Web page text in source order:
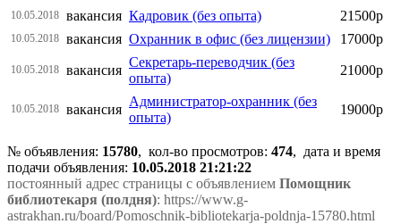
10.05.2018 вакансия Кадровик (без опыта) 21500р
10.05.2018 вакансия Охранник в офис (без лицензии) 17000р
10.05.2018 вакансия
Секретарь-переводчик (без
опыта)
21000р
10.05.2018 вакансия
Администратор-охранник (без
опыта)
19000р
№ объявления: 15780, кол-во просмотров: 474, дата и время
подачи объявления: 10.05.2018 21:21:22
постоянный адрес страницы с объявлением Помощник
библиотекаря (полдня): https://www.g-
astrakhan.ru/board/Pomoschnik-bibliotekarja-poldnja-15780.html